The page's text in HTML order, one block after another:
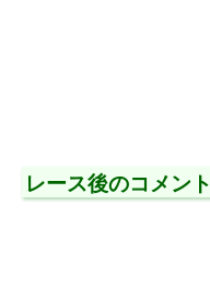
レース後のコメント